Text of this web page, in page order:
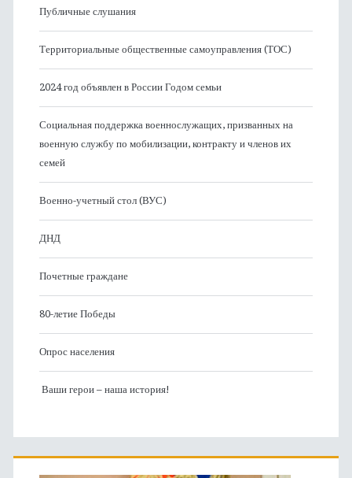
Публичные слушания
Территориальные общественные самоуправления (ТОС)
2024 год объявлен в России Годом семьи
Социальная поддержка военнослужащих, призванных на
военную службу по мобилизации, контракту и членов их
семей
Военно-учетный стол (ВУС)
ДНД
Почетные граждане
80-летие Победы
Опрос населения
Ваши герои – наша история!